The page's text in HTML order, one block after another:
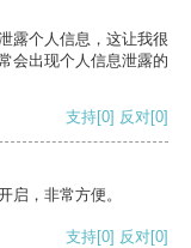
露个人信息，这让我很
会出现个人信息泄露的
支持[0] 反对[0]
启，非常方便。
支持[0] 反对[0]